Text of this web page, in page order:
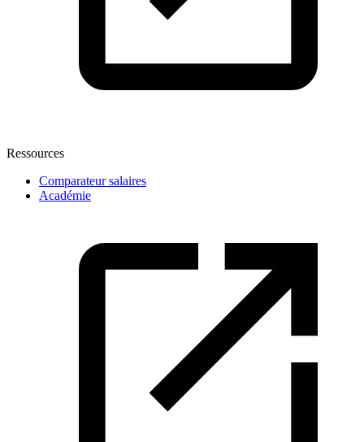
Ressources
Comparateur salaires
Académie